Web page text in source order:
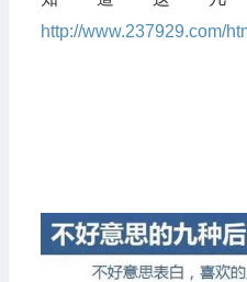
http://www.237929.com/